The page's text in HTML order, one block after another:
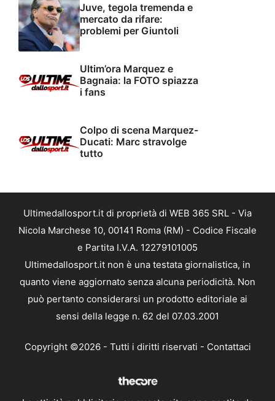
Juve, tegola tremenda e
mercato da rifare:
problemi per Giuntoli
Ultim’ora Marquez e
Bagnaia: la FOTO spiazza
i fans
Colpo di scena Marquez-
Ducati: Marc stravolge
tutto
Ultimedallosport.it di proprietà di WEB 365 SRL - Via
Nicola Marchese 10, 00141 Roma (RM) - Codice Fiscale
e Partita I.V.A. 12279101005
Ultimedallosport.it non è una testata giornalistica, in
quanto viene aggiornato senza alcuna periodicità. Non
può pertanto considerarsi un prodotto editoriale ai
sensi della legge n. 62 del 07.03.2001
Copyright ©2026 - Tutti i diritti riservati - Contattaci